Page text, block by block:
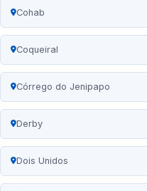
Cohab
Coqueiral
Córrego do Jenipapo
Derby
Dois Unidos